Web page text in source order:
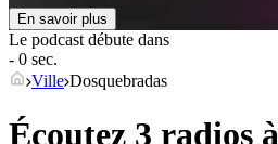
En savoir plus
Le podcast débute dans
- 0 sec.
Ville Dosquebradas
Écoutez 3 radios à